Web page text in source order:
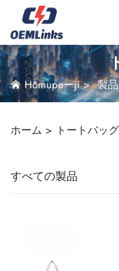
Hōmupeーji>製品
ホーム > トートバッグ
すべての製品